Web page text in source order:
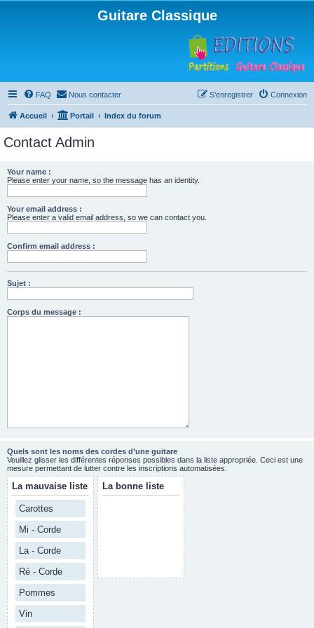
Guitare Classique
FAQ Nous contacter Connexion
S’enregistrer
Accueil Portail Index du forum
Contact Admin
Your name :
Please enter your name, so the message has an identity.
Your email address :
Please enter a valid email address, so we can contact you.
Confirm email address :
Sujet :
Corps du message :
Quels sont les noms des cordes d’une guitare
Veuillez glisser les différentes réponses possibles dans la liste appropriée. Ceci est une
mesure permettant de lutter contre les inscriptions automatisées.
La mauvaise liste
Carottes
Mi - Corde
La - Corde
Ré - Corde
Pommes
Vin
La bonne liste